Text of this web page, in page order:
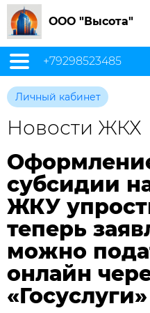
ООО "Высота"
+79298523485
Личный кабинет
Новости ЖКХ
субсидии
ЖКУ
теперь
можно
онлайн
«Госуслуги»